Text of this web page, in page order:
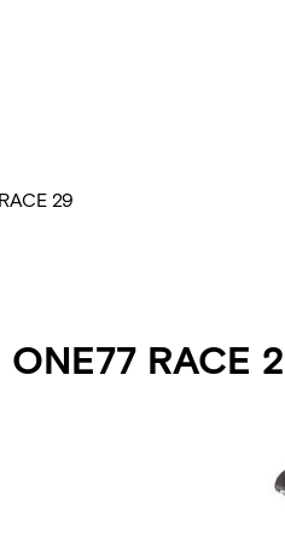
29
ONE77 RACE